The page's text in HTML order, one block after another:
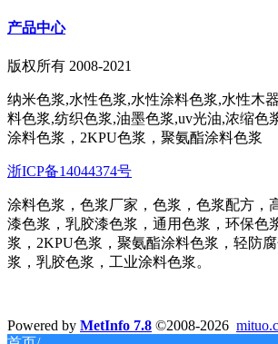
产品中心
版权所有 2008-2021
纳米色浆,水性色浆,水性涂料色浆,水性木
料色浆,纺织色浆,油墨色浆,uv光油,浓缩色
涂料色浆，2KPU色浆，聚氨酯涂料色浆
浙ICP备14044374号
涂料色浆，色浆厂家，色浆，色浆配方，
漆色浆，乳胶漆色浆，通用色浆，环保色
浆，2KPU色浆，聚氨酯涂料色浆，轻防
浆，乳胶色浆，工业涂料色浆。
Powered by MetInfo 7.8 ©2008-2026